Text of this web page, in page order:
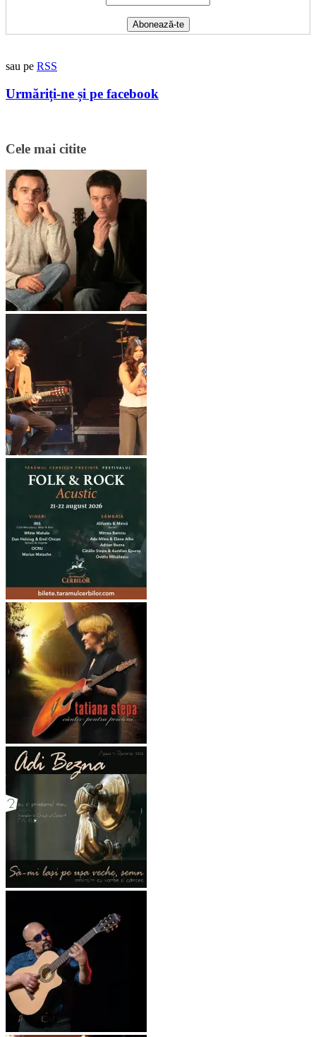
sau pe RSS
Urmăriți-ne și pe facebook
Cele mai citite